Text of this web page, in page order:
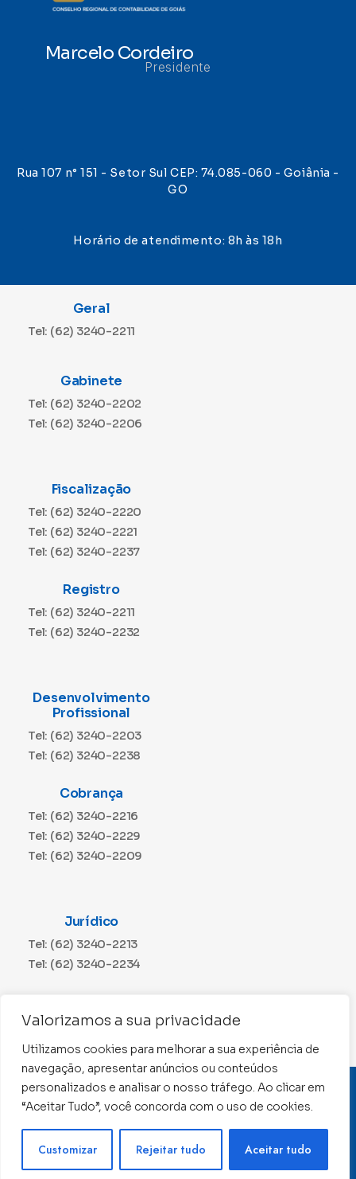
Valorizamos a sua privacidade
Utilizamos cookies para melhorar a sua experiência de
navegação, apresentar anúncios ou conteúdos
personalizados e analisar o nosso tráfego. Ao clicar em
“Aceitar Tudo”, você concorda com o uso de cookies.
Customizar Rejeitar tudo Aceitar tudo
Marcelo Cordeiro
Presidente
Rua 107 n° 151 - Setor Sul CEP: 74.085-060 - Goiânia -
GO
Horário de atendimento: 8h às 18h
Geral
Tel: (62) 3240-2211
Gabinete
Tel: (62) 3240-2202
Tel: (62) 3240-2206
Fiscalização
Tel: (62) 3240-2220
Tel: (62) 3240-2221
Tel: (62) 3240-2237
Registro
Tel: (62) 3240-2211
Tel: (62) 3240-2232
Desenvolvimento
Profissional
Tel: (62) 3240-2203
Tel: (62) 3240-2238
Cobrança
Tel: (62) 3240-2216
Tel: (62) 3240-2229
Tel: (62) 3240-2209
Jurídico
Tel: (62) 3240-2213
Tel: (62) 3240-2234
Tel: (62) 3240-2230
CNPJ: 01.015.676/0001-11
Conselho Regional de Contabilidade de Goiás 2022 –
Todos os direitos reservados
Desenvolvido por:
Precisa de ajuda ?